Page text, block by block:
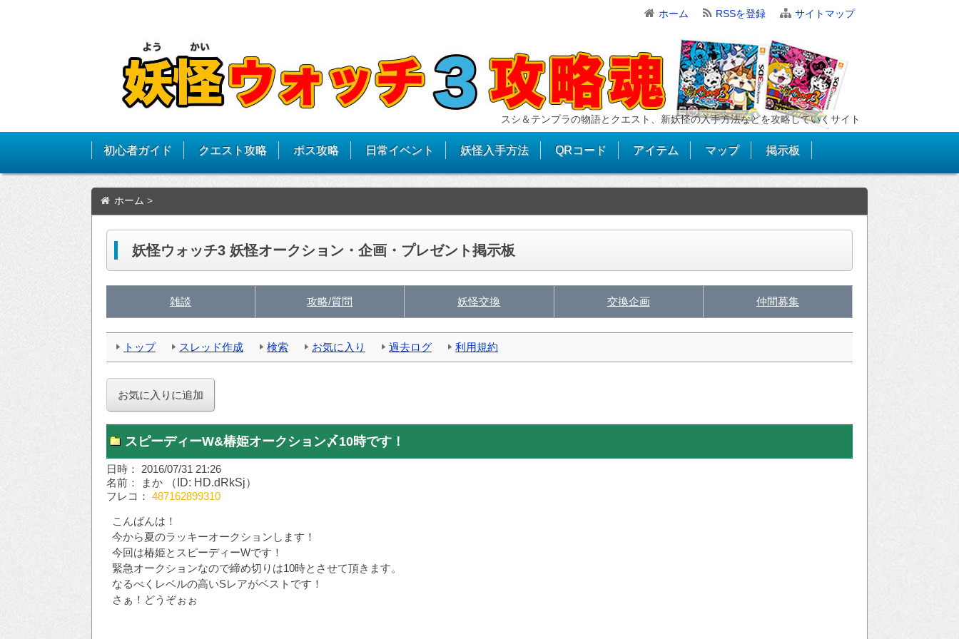
ホーム RSSを登録 サイトマップ
スシ＆テンプラの物語とクエスト、新妖怪の入手方法などを攻略していくサイト
初心者ガイド クエスト攻略 ボス攻略 日常イベント 妖怪入手方法 QRコード アイテム マップ 掲示板
ホーム >
妖怪ウォッチ3 妖怪オークション・企画・プレゼント掲示板
雑談 攻略/質問 妖怪交換 交換企画 仲間募集
トップ スレッド作成 検索 お気に入り 過去ログ 利用規約
スピーディーW&椿姫オークション〆10時です！
日時： 2016/07/31 21:26
名前： まか
（ID: HD.dRkSj）
フレコ： 487162899310
こんばんは！
今から夏のラッキーオークションします！
今回は椿姫とスピーディーWです！
緊急オークションなので締め切りは10時とさせて頂きます。
なるべくレベルの高いSレアがベストです！
さぁ！どうぞぉぉ